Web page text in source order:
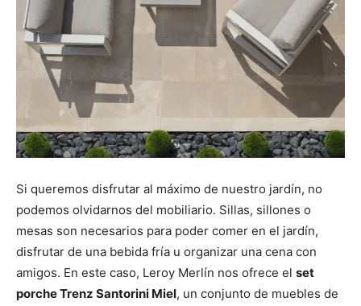
Si queremos disfrutar al máximo de nuestro jardín, no
podemos olvidarnos del mobiliario. Sillas, sillones o
mesas son necesarios para poder comer en el jardín,
disfrutar de una bebida fría u organizar una cena con
amigos. En este caso, Leroy Merlín nos ofrece el set
porche Trenz Santorini Miel, un conjunto de muebles de